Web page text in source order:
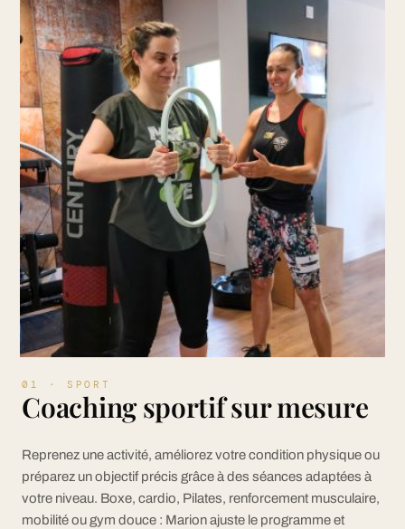
01 · SPORT
Coaching sportif sur mesure
Reprenez une activité, améliorez votre condition physique ou
préparez un objectif précis grâce à des séances adaptées à
votre niveau. Boxe, cardio, Pilates, renforcement musculaire,
mobilité ou gym douce : Marion ajuste le programme et